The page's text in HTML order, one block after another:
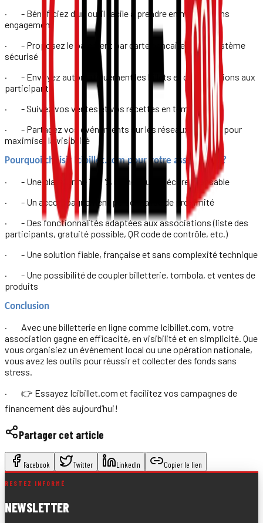
· - Bénéficiez d’un outil facile à prendre en main et sans
engagement
· - Proposez le paiement par carte bancaire via un système
sécurisé
· - Envoyez automatiquement les billets et confirmations aux
participants
· - Suivez vos ventes et vos recettes en temps réel
· - Partagez vos événements sur les réseaux sociaux pour
maximiser la visibilité
Pourquoi choisir Icibillet.com pour votre association ?
· - Une plateforme 100 % numérique et écoresponsable
· - Un accompagnement personnalisé de proximité
· - Des fonctionnalités adaptées aux associations (liste des
participants, gratuité possible, QR code de contrôle, etc.)
· - Une solution fiable, française et sans complexité technique
· - Une possibilité de coupler billetterie, tombola, et ventes de
produits
Conclusion
· Avec une billetterie en ligne comme Icibillet.com, votre
association gagne en efficacité, en visibilité et en simplicité. Que
vous organisiez un événement local ou une opération nationale,
vous avez les outils pour réussir et collecter des fonds sans
stress.
· 👉 Essayez Icibillet.com et facilitez vos campagnes de
financement dès aujourd’hui!
Partager cet article
Facebook Twitter LinkedIn Copier le lien
RESTEZ INFORMÉ
NEWSLETTER